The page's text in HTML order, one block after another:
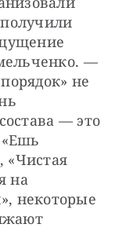
—
не
— это
«Чистая
на
некоторые